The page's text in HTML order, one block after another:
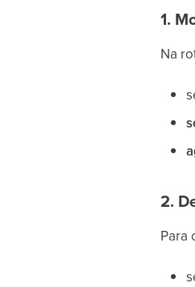
1.
Na
2.
Para